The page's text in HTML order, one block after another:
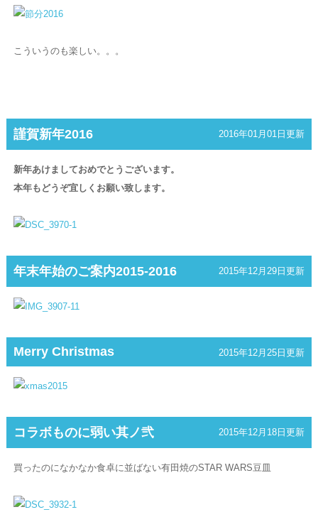
こういうのも楽しい。。。
謹賀新年2016 2016年01月01日更新
新年あけましておめでとうございます。
本年もどうぞ宜しくお願い致します。
年末年始のご案内2015-2016 2015年12月29日更新
Merry Christmas 2015年12月25日更新
コラボものに弱い其ノ弐 2015年12月18日更新
買ったのになかなか食卓に並ばない有田焼のSTAR WARS豆皿